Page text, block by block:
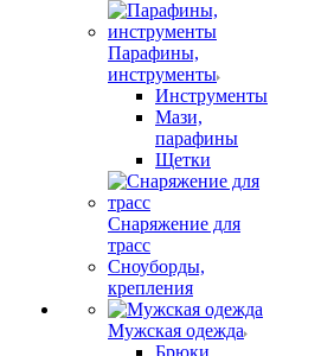
Парафины,
инструменты
Инструменты
Мази,
парафины
Щетки
Снаряжение для
трасс
Сноуборды,
крепления
Мужская одежда
Брюки